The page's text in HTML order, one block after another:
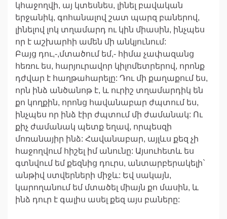
կհաջողվի, այ կտեսնես, լինել բավական
երջանիկ, գոհանալով շատ պարզ բաներով,
լինելով լոկ տղամարդ ու կին միասին, ինչպես
որ է աշխարհի ամեն մի անկյունում:
Բայց դու,-,մտածում եմ,- հիմա չափազանց
հեռու ես, հարյուրավոր կիլոմետրերով, որոնք
դժվար է հաղթահարելը: Դու մի քաղաքում ես,
որն ինձ անծանոթ է, և ուրիշ տղամարդիկ են
քո կողքին, որոնց հավանաբար ժպտում ես,
ինչպես որ ինձ էիր ժպտում մի ժամանակ: Ու
քիչ ժամանակ պետք եղավ, որպեսզի
մոռանայիր ինձ: Հավանաբար, այլևս քեզ չի
հաջողվում հիշել իմ անունը: Այսուհետև ես
գտնվում եմ քեզնից դուրս, անտարբերակելի`
անթիվ ստվերների միջև: Եվ սակայն,
կարողանում եմ մտածել միայն քո մասին, և
ինձ դուր է գալիս ասել քեզ այս բաները: